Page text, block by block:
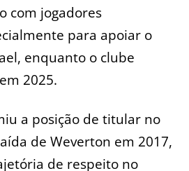
com jogadores
para apoiar o
enquanto o clube
2025.
a posição de titular no
de Weverton em 2017,
de respeito no